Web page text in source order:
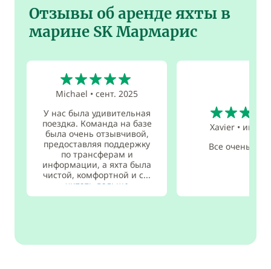
Отзывы об аренде яхты в
марине SK Мармарис
Michael •сент. 2025
У нас была удивительная
поездка. Команда на базе
была очень отзывчивой,
предоставляя поддержку
по трансферам и
информации, а яхта была
чистой, комфортной и с...
читать дальше
Xavier • июл.
Все очень